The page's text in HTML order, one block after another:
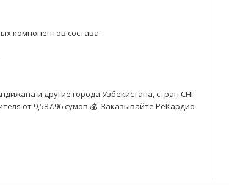
компонентов состава.
и другие города Узбекистана, стран СНГ
от 9,587.96 сумов 💰. Заказывайте РеКардио